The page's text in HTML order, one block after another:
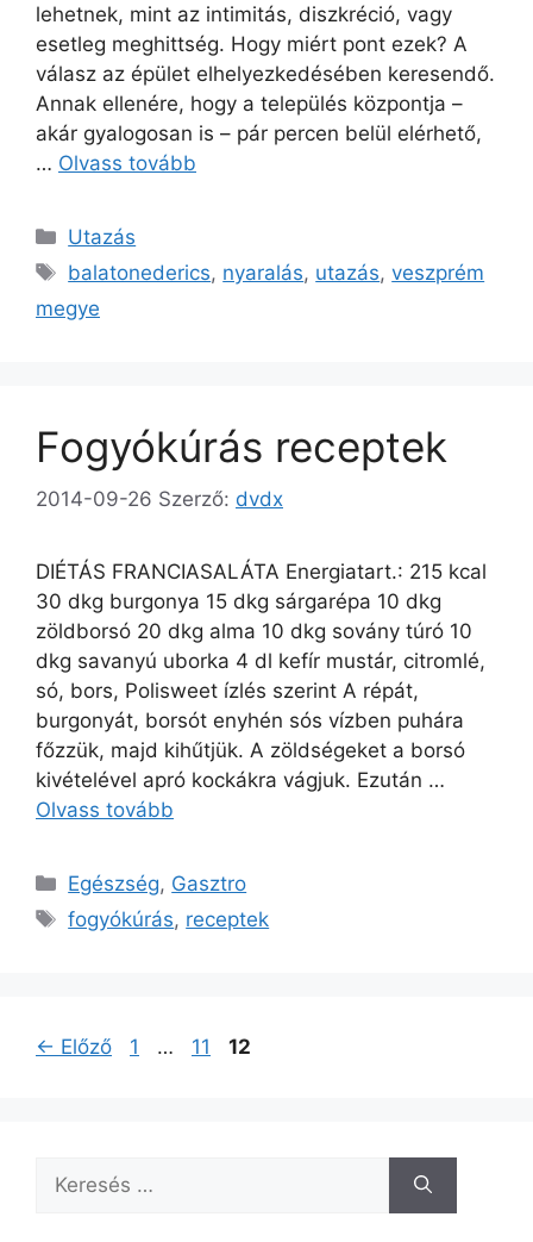
lehetnek, mint az intimitás, diszkréció, vagy
esetleg meghittség. Hogy miért pont ezek? A
válasz az épület elhelyezkedésében keresendő.
Annak ellenére, hogy a település központja –
akár gyalogosan is – pár percen belül elérhető,
… Olvass tovább
Kategória
Utazás
Címkék
balatonederics, nyaralás, utazás,veszprém
megye
Fogyókúrás receptek
2014-09-26 Szerző: dvdx
DIÉTÁS FRANCIASALÁTA Energiatart.: 215 kcal
30 dkg burgonya 15 dkg sárgarépa 10 dkg
zöldborsó 20 dkg alma 10 dkg sovány túró 10
dkg savanyú uborka 4 dl kefír mustár, citromlé,
só, bors, Polisweet ízlés szerint A répát,
burgonyát, borsót enyhén sós vízben puhára
főzzük, majd kihűtjük. A zöldségeket a borsó
kivételével apró kockákra vágjuk. Ezután …
Olvass tovább
Kategória
Egészség, Gasztro
Címkék
fogyókúrás, receptek
← Előző Oldal
1 … Oldal
11 Oldal
12
Keresés: